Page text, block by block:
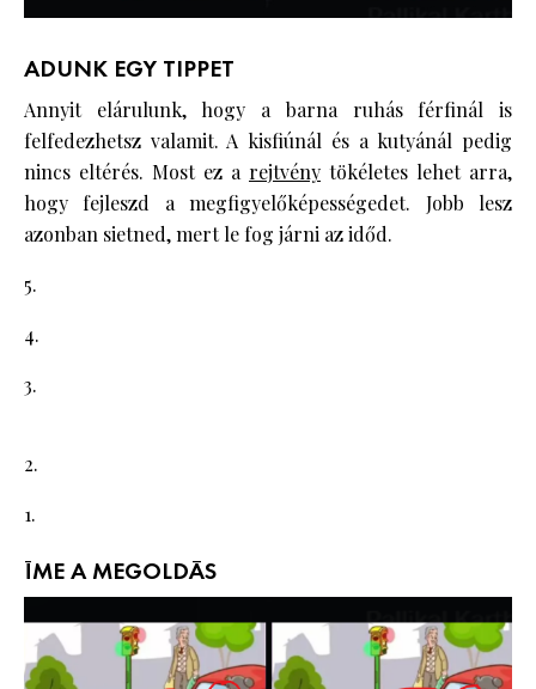
ADUNK EGY TIPPET
Annyit elárulunk, hogy a barna ruhás férfinál is
felfedezhetsz valamit. A kisfiúnál és a kutyánál pedig
nincs eltérés. Most ez a rejtvény tökéletes lehet arra,
hogy fejleszd a megfigyelőképességedet. Jobb lesz
azonban sietned, mert le fog járni az időd.
5.
4.
3.
2.
1.
ÍME A MEGOLDÁS